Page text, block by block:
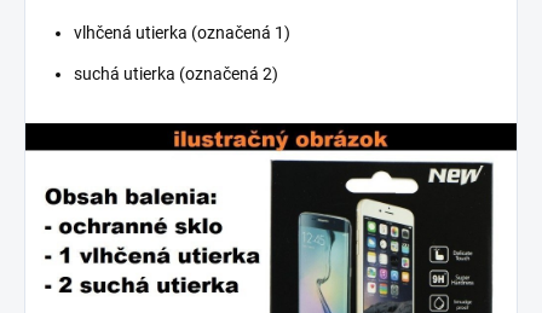
vlhčená utierka (označená 1)
suchá utierka (označená 2)